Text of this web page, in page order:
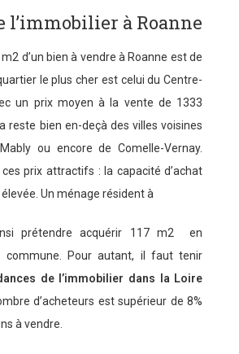
l’immobilier à Roanne
d’un bien à vendre à Roanne est de
quartier le plus cher est celui du Centre-
un prix moyen à la vente de 1333
reste bien en-deçà des villes voisines
ou encore de Comelle-Vernay.
prix attractifs : la capacité d’achat
Un ménage résident à
prétendre acquérir 117 m2 en
commune. Pour autant, il faut tenir
de l’immobilier dans la Loire
d’acheteurs est supérieur de 8%
à vendre.